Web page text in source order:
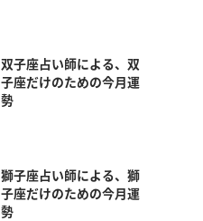
双子座占い師による、双
子座だけのための今月運
勢
獅子座占い師による、獅
子座だけのための今月運
勢